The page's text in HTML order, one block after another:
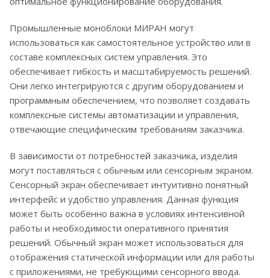
Промышленные моноблоки МИРАН могут
использоваться как самостоятельное устройство или в
составе комплексных систем управления. Это
обеспечивает гибкость и масштабируемость решений.
Они легко интегрируются с другим оборудованием и
программным обеспечением, что позволяет создавать
комплексные системы автоматизации и управления,
отвечающие специфическим требованиям заказчика.
В зависимости от потребностей заказчика, изделия
могут поставляться с обычным или сенсорным экраном.
Сенсорный экран обеспечивает интуитивно понятный
интерфейс и удобство управления. Данная функция
может быть особенно важна в условиях интенсивной
работы и необходимости оперативного принятия
решений. Обычный экран может использоваться для
отображения статической информации или для работы
с приложениями, не требующими сенсорного ввода.